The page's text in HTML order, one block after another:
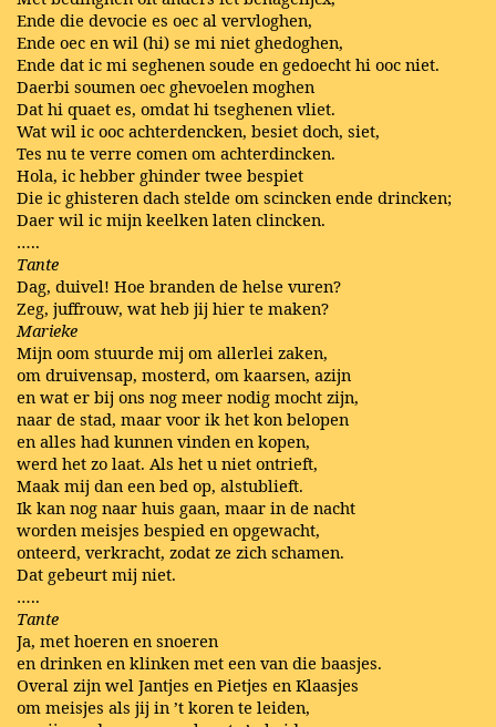
Ende die devocie es oec al vervloghen,
Ende oec en wil (hi) se mi niet ghedoghen,
Ende dat ic mi seghenen soude en gedoecht hi ooc niet.
Daerbi soumen oec ghevoelen moghen
Dat hi quaet es, omdat hi tseghenen vliet.
Wat wil ic ooc achterdencken, besiet doch, siet,
Tes nu te verre comen om achterdincken.
Hola, ic hebber ghinder twee bespiet
Die ic ghisteren dach stelde om scincken ende drincken;
Daer wil ic mijn keelken laten clincken.
…..
Tante
Dag, duivel! Hoe branden de helse vuren?
Zeg, juffrouw, wat heb jij hier te maken?
Marieke
Mijn oom stuurde mij om allerlei zaken,
om druivensap, mosterd, om kaarsen, azijn
en wat er bij ons nog meer nodig mocht zijn,
naar de stad, maar voor ik het kon belopen
en alles had kunnen vinden en kopen,
werd het zo laat. Als het u niet ontrieft,
Maak mij dan een bed op, alstublieft.
Ik kan nog naar huis gaan, maar in de nacht
worden meisjes bespied en opgewacht,
onteerd, verkracht, zodat ze zich schamen.
Dat gebeurt mij niet.
…..
Tante
Ja, met hoeren en snoeren
en drinken en klinken met een van die baasjes.
Overal zijn wel Jantjes en Pietjes en Klaasjes
om meisjes als jij in ’t koren te leiden,